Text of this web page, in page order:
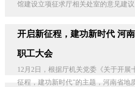
馆建设立项征求厅相关处室的意见建
开启新征程，建功新时代 河
职工大会
12月2日，根据厅机关党委《关于开
征程，建功新时代”的主题，河南省